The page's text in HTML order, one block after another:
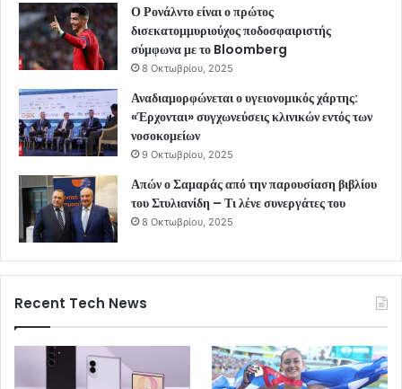
Ο Ρονάλντο είναι ο πρώτος
δισεκατομμυριούχος ποδοσφαιριστής
σύμφωνα με το Bloomberg
8 Οκτωβρίου, 2025
Αναδιαμορφώνεται ο υγειονομικός χάρτης:
«Έρχονται» συγχωνεύσεις κλινικών εντός των
νοσοκομείων
9 Οκτωβρίου, 2025
Απών ο Σαμαράς από την παρουσίαση βιβλίου
του Στυλιανίδη – Τι λένε συνεργάτες του
8 Οκτωβρίου, 2025
Recent Tech News